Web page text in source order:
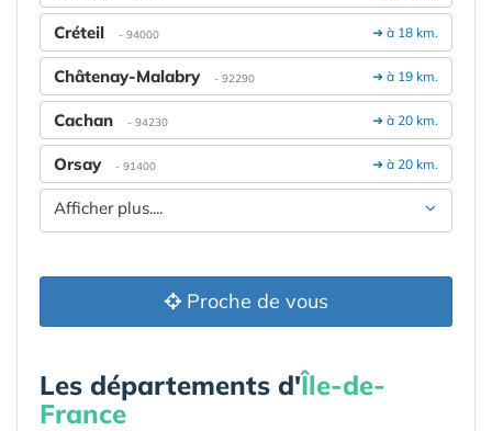
➔ à 18 km.
Créteil - 94000
➔ à 19 km.
Châtenay-Malabry - 92290
➔ à 20 km.
Cachan - 94230
➔ à 20 km.
Orsay - 91400
Afficher plus....
Proche de vous
Les départements d'Île-de-
France